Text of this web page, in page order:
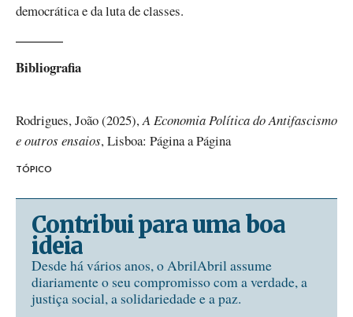
democrática e da luta de classes.
Bibliografia
Rodrigues, João (2025),A Economia Política do Antifascismo
e outros ensaios, Lisboa: Página a Página
TÓPICO
Contribui para uma boa
ideia
Desde há vários anos, o AbrilAbril assume
diariamente o seu compromisso com a verdade, a
justiça social, a solidariedade e a paz.